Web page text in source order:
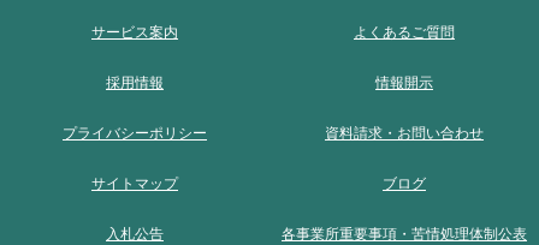
サービス案内 よくあるご質問
採用情報 情報開示
プライバシーポリシー 資料請求・お問い合わせ
サイトマップ ブログ
入札公告 各事業所重要事項・苦情処理体制公表